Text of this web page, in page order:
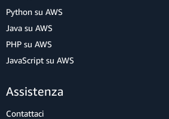
Python su AWS
Java su AWS
PHP su AWS
JavaScript su AWS
Assistenza
Contattaci